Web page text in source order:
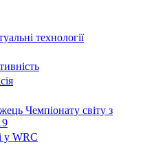
технології
Чемпіонату світу з
у WRC